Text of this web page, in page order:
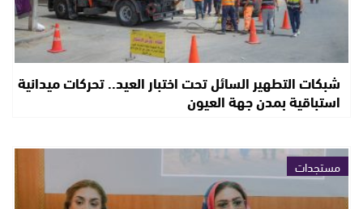
شبكات التطهير السائل تحت اختبار العيد.. تحركات ميدانية
استباقية بمدن جهة العيون
مستجدات